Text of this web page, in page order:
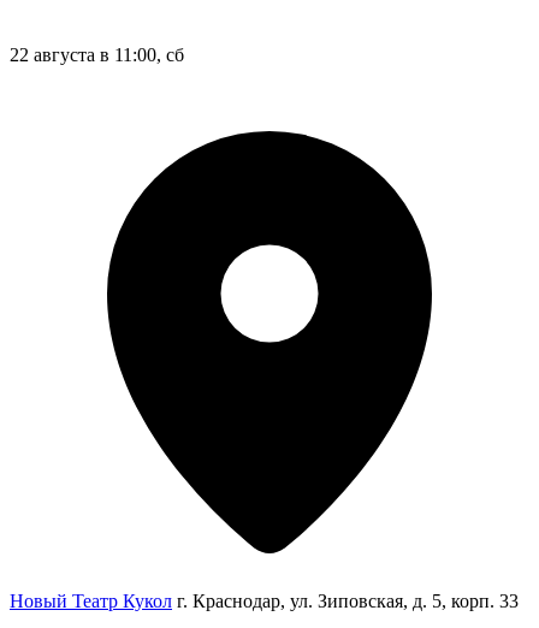
22 августа в 11:00, сб
Новый Театр Кукол г. Краснодар, ул. Зиповская, д. 5, корп. 33